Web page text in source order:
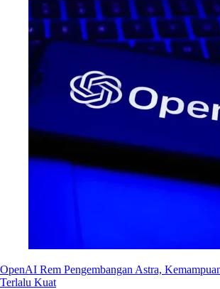
OpenAI Rem Pengembangan Astra,
Terlalu Kuat